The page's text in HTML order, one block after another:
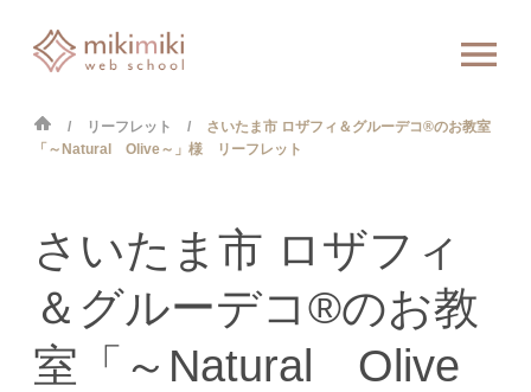
リーフレット
さいたま市 ロザフィ＆グルーデコ®のお教室
「～Natural Olive～」様 リーフレット
さいたま市 ロザフィ
＆グルーデコ®のお教
室「～Natural Olive